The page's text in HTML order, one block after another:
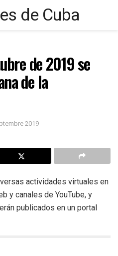
de 2019 se
de la
2019
actividades virtuales en
y canales de YouTube, y
publicados en un portal